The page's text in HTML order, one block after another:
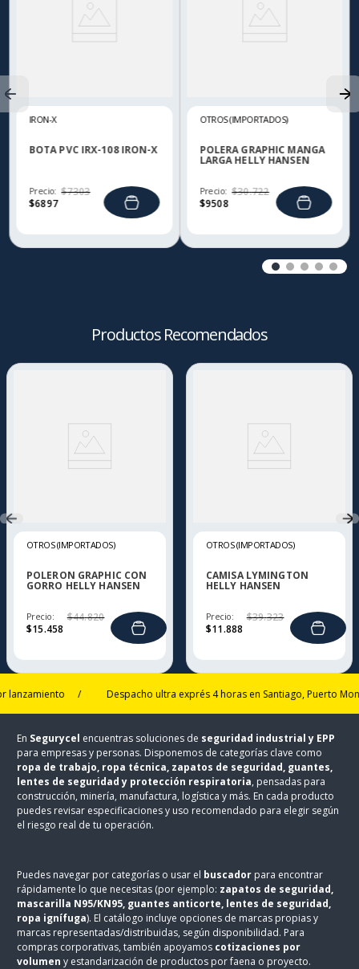
IRON-X
BOTA PVC IRX-108 IRON-X
Precio:
$6897
$7303
OTROS (IMPORTADOS)
POLERA GRAPHIC MANGA
LARGA HELLY HANSEN
Precio:
$9508
$30.722
Productos Recomendados
OTROS (IMPORTADOS)
POLERON GRAPHIC CON
GORRO HELLY HANSEN
Precio:
$15.458
$44.820
OTROS (IMPORTADOS)
CAMISA LYMINGTON
HELLY HANSEN
Precio:
$11.888
$39.323
/ Despacho ultra exprés 4 horas en Santiago, Puerto Montt y
En Segurycel encuentras soluciones de seguridad industrial y EPP
para empresas y personas. Disponemos de categorías clave como
ropa de trabajo, ropa técnica, zapatos de seguridad, guantes,
lentes de seguridad y protección respiratoria, pensadas para
construcción, minería, manufactura, logística y más. En cada producto
puedes revisar especificaciones y uso recomendado para elegir según
el riesgo real de tu operación.
Puedes navegar por categorías o usar el buscador para encontrar
rápidamente lo que necesitas (por ejemplo: zapatos de seguridad,
mascarilla N95/KN95, guantes anticorte, lentes de seguridad,
ropa ignífuga). El catálogo incluye opciones de marcas propias y
marcas representadas/distribuidas, según disponibilidad. Para
compras corporativas, también apoyamos cotizaciones por
volumen y estandarización de productos por faena o proyecto.